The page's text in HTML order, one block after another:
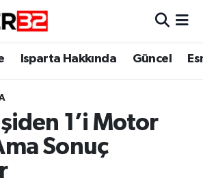
Isparta Hakkında Güncel
1’i Motor
Sonuç
Eczaneler
Yoğunluk Haritası
Durumu ve Fikstür